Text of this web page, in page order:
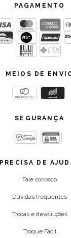
PAGAMENTO
MEIOS DE
SEGURANÇA
PRECISA DE
Fale conosco
Dúvidas frequentes
Trocas e devoluções
Troque Fácil